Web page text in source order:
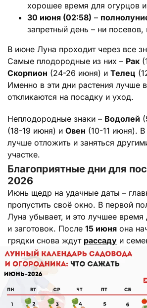
хорошее время для огурцов и
30 июня (02:58) –
запретный день – ни посевов,
В июне Луна проходит через все
Самые плодородные из них – Рак
Скорпион (24-26 июня) и Телец
Именно в эти дни растения лучше
откликаются на посадку и уход.
Неплодородные знаки – Водолей
(18-19 июня) и Овен (10-11 июня). В
лучше отложить и заняться
участке.
Благоприятные дни для
2026
Июнь щедр на удачные даты –
пропустить своё окно. В первой
Луна убывает, и это лучшее время
и заготовок. После 15 июня она
грядки снова ждут рассаду и